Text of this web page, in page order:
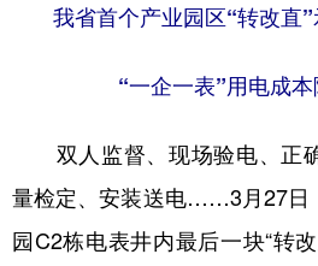
畅游贵州 数字贵州
部门之窗
黔南 黔西南
我省首个产业园区“转改直
“一企一表”用电成
双人监督、现场验电、正
量检定、安装送电……3月27日
园C2栋电表井内最后一块“转